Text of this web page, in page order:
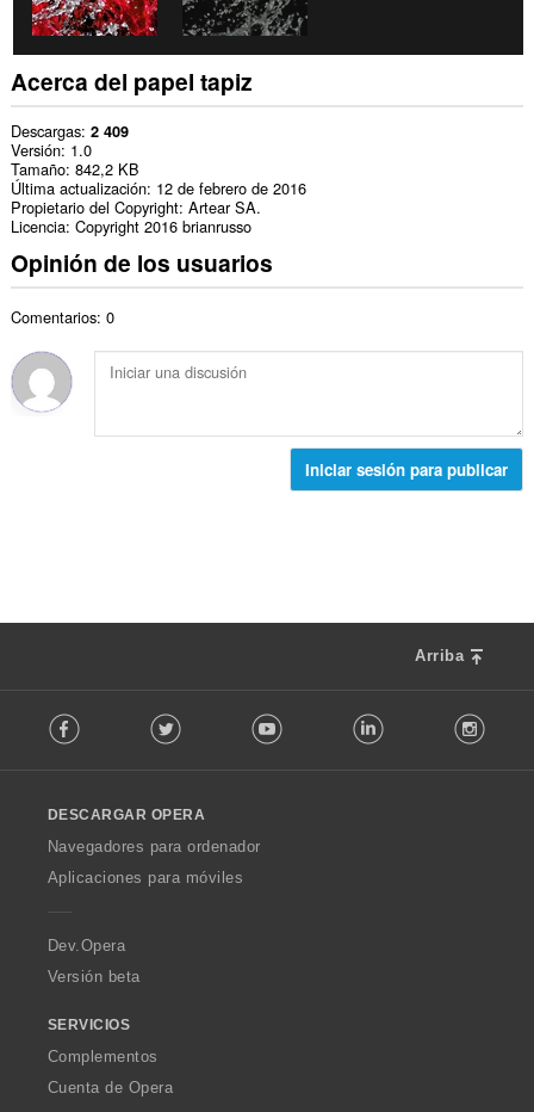
Acerca del papel tapiz
Descargas 2 409
Versión 1.0
Tamaño 842,2 KB
Última actualización 12 de febrero de 2016
Propietario del Copyright Artear SA.
Licencia Copyright 2016 brianrusso
Opinión de los usuarios
Comentarios: 0
Iniciar sesión para publicar
Arriba
o
w
O
p
a
Facebook Twitter Youtube LinkedIn
DESCARGAR OPERA
Navegadores para ordenador
Aplicaciones para móviles
Dev.Opera
Versión beta
SERVICIOS
Complementos
Cuenta de Opera